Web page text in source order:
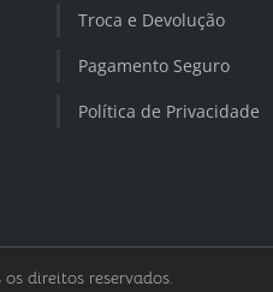
Troca e Devolução
Pagamento Seguro
Política de Privacidade
direitos reservados.